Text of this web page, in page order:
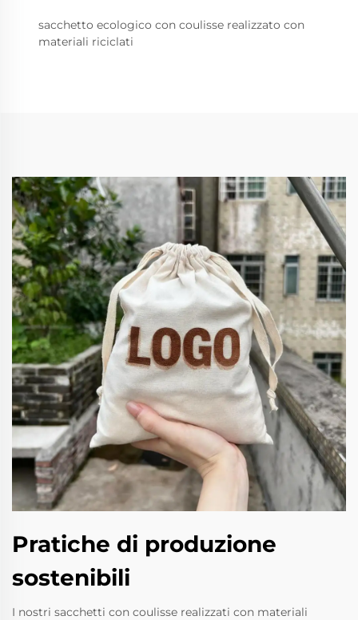
sacchetto ecologico con coulisse realizzato con
materiali riciclati
Pratiche di produzione
sostenibili
I nostri sacchetti con coulisse realizzati con materiali